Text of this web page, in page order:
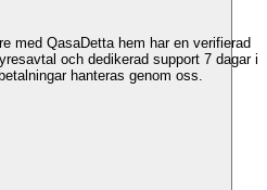
med QasaDetta hem har en verifierad
och dedikerad support 7 dagar i
hanteras genom oss.